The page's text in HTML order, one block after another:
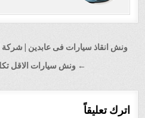
تصفّح
المقالات
ونش انقاذ سيارات فى عابدين | شركة الفرسان |
← ونش سيارات الاقل تكلفه
اترك تعليقاً